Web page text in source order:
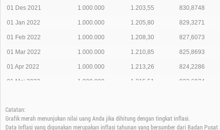
01 Des 2021 1.000.000 1.203,55 830,8748
01 Jan 2022 1.000.000 1.205,80 829,3271
01 Feb 2022 1.000.000 1.208,30 827,6073
01 Mar 2022 1.000.000 1.210,85 825,8693
01 Apr 2022 1.000.000 1.213,26 824,2286
01 Mei 2022 1.000.000 1.215,51 822,6974
01 Jul 2022
01 Agt 2022 1.000.000 1.224,60 816,5904
Catatan:
Grafik merah menunjukan nilai uang Anda jika dihitung dengan tingkat inflasi.
Data Inflasi yang digunakan merupakan inflasi tahunan yang bersumber dari Badan